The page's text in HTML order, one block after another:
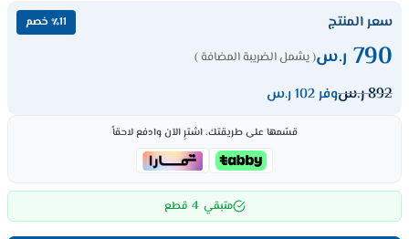
سعر المنتج ٪11 خصم
790 ر.س( يشمل الضريبة المضافة )
892ر.سوفر 102 ر.س
قسّمها على طريقتك، اشترِ الآن وادفع لاحقاً
متبقي 4 قطع